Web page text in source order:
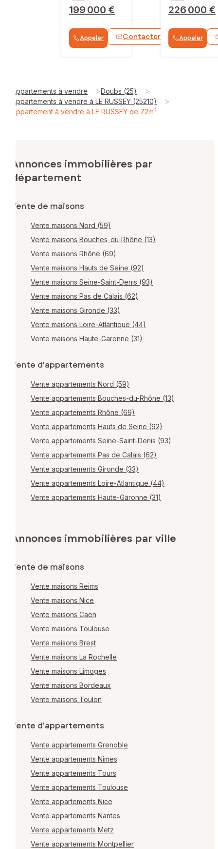
199 000 €
Appeler Contacter WhatsApp
226 000 €
Appeler
Appartements à vendre >Doubs (25) >
Appartements à vendre à LE RUSSEY (25210) >
Appartement à vendre à LE RUSSEY de 72m²
Annonces immobilières par
département
Vente de maisons
Vente maisons Nord (59)
Vente maisons Bouches-du-Rhône (13)
Vente maisons Rhône (69)
Vente maisons Hauts de Seine (92)
Vente maisons Seine-Saint-Denis (93)
Vente maisons Pas de Calais (62)
Vente maisons Gironde (33)
Vente maisons Loire-Atlantique (44)
Vente maisons Haute-Garonne (31)
Vente d'appartements
Vente appartements Nord (59)
Vente appartements Bouches-du-Rhône (13)
Vente appartements Rhône (69)
Vente appartements Hauts de Seine (92)
Vente appartements Seine-Saint-Denis (93)
Vente appartements Pas de Calais (62)
Vente appartements Gironde (33)
Vente appartements Loire-Atlantique (44)
Vente appartements Haute-Garonne (31)
Annonces immobilières par ville
Vente de maisons
Vente maisons Reims
Vente maisons Nice
Vente maisons Caen
Vente maisons Toulouse
Vente maisons Brest
Vente maisons La Rochelle
Vente maisons Limoges
Vente maisons Bordeaux
Vente maisons Toulon
Vente d'appartements
Vente appartements Grenoble
Vente appartements Nîmes
Vente appartements Tours
Vente appartements Toulouse
Vente appartements Nice
Vente appartements Nantes
Vente appartements Metz
Vente appartements Montpellier